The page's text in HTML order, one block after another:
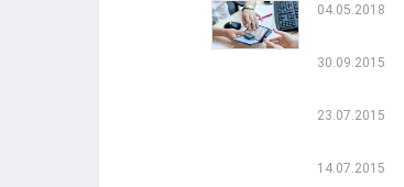
04.05.2018
30.09.2015
23.07.2015
14.07.2015